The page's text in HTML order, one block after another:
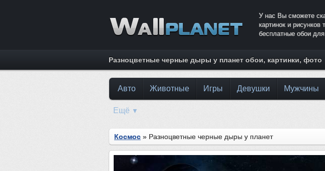
У нас Вы сможете
картинок и
бесплатные обои
Разноцветные черные дыры у планет обои, картинки, фото
Авто Животные Игры Девушки Мужчины
Ещё ▼
Космос » Разноцветные черные дыры у планет